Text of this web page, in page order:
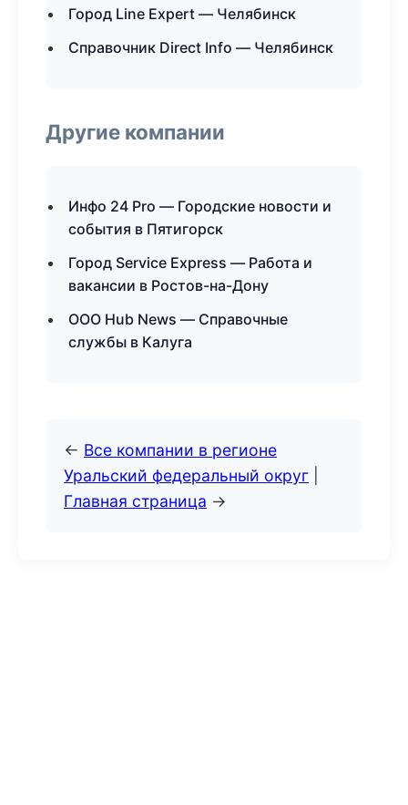
Город Line Expert — Челябинск
Справочник Direct Info — Челябинск
Другие компании
Инфо 24 Pro — Городские новости и
события в Пятигорск
Город Service Express — Работа и
вакансии в Ростов-на-Дону
ООО Hub News — Справочные
службы в Калуга
← Все компании в регионе
Уральский федеральный округ
Главная страница →